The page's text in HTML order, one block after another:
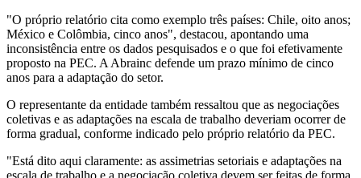
"O próprio relatório cita como exemplo três países: Chile, oito anos;
México e Colômbia, cinco anos", destacou, apontando uma
inconsistência entre os dados pesquisados e o que foi efetivamente
proposto na PEC. A Abrainc defende um prazo mínimo de cinco
anos para a adaptação do setor.
O representante da entidade também ressaltou que as negociações
coletivas e as adaptações na escala de trabalho deveriam ocorrer de
forma gradual, conforme indicado pelo próprio relatório da PEC.
"Está dito aqui claramente: as assimetrias setoriais e adaptações na
escala de trabalho e a negociação coletiva devem ser feitas de forma